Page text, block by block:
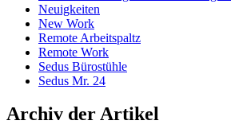
Neuigkeiten
New Work
Remote Arbeitspaltz
Remote Work
Sedus Bürostühle
Sedus Mr. 24
Archiv der Artikel